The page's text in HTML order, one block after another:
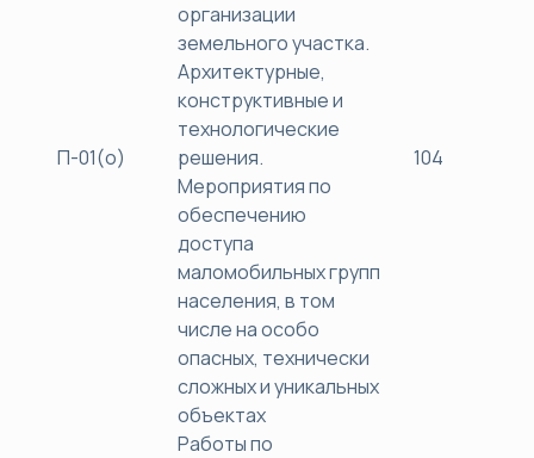
П-01(о)
организации
земельного участка.
Архитектурные,
конструктивные и
технологические
решения.
Мероприятия по
обеспечению
доступа
маломобильных групп
населения, в том
числе на особо
опасных, технически
сложных и уникальных
объектах
104
Работы по